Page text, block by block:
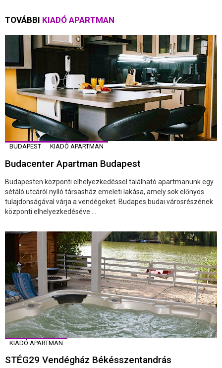
TOVÁBBI KIADÓ APARTMAN
BUDAPEST KIADÓ APARTMAN
Budacenter Apartman Budapest
Budapesten központi elhelyezkedéssel található apartmanunk egy
sétáló utcáról nyíló társasház emeleti lakása, amely sok előnyös
tulajdonságával várja a vendégeket. Budapes budai városrészének
központi elhelyezkedéséve ...
KIADÓ APARTMAN
STÉG29 Vendégház Békésszentandrás